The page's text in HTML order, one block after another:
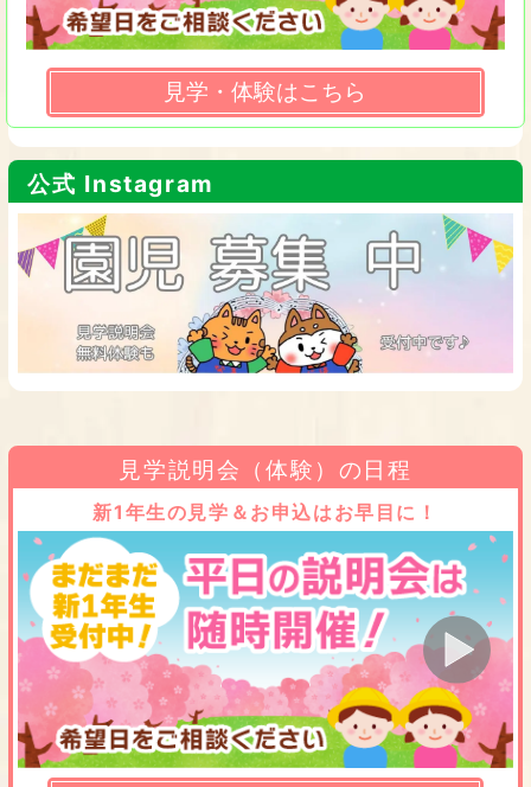
見学・体験はこちら
公式 Instagram
見学説明会（体験）の日程
新1年生の見学＆お申込はお早目に！